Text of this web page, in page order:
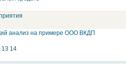
анализ на примере ООО ВКДП
13 14